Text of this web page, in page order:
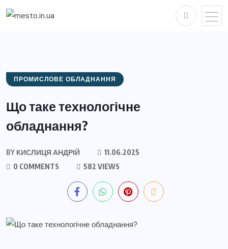
ПРОМИСЛОВЕ ОБЛАДНАННЯ
Що таке технологічне
обладнання?
BY КИСЛИЦЯ АНДРІЙ
11.06.2025
0 COMMENTS
582 VIEWS